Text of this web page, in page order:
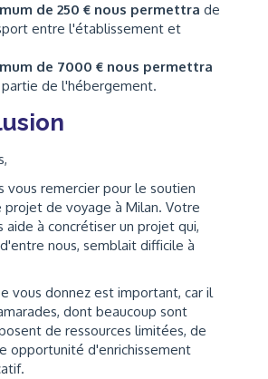
de 250 € nous permettra de
entre l'établissement et
de 7000 € nous permettra
de l'hébergement.
vous remercier pour le soutien
de voyage à Milan. Votre
aide à concrétiser un projet qui,
nous, semblait difficile à
vous donnez est important, car il
dont beaucoup sont
de ressources limitées, de
opportunité d'enrichissement